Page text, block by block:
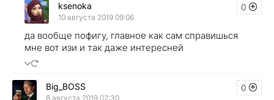
0
ksenoka
10 августа 2019 09:06
да вообще пофигу, главное как сам справишься
мне вот изи и так даже интересней
0
Big_BOSS
8 августа 2019 02:30